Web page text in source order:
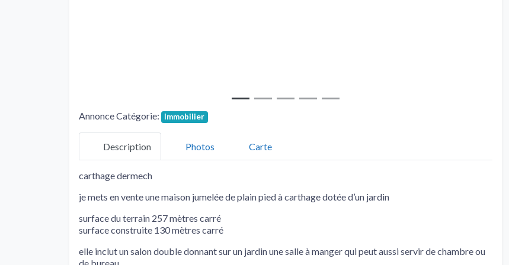
Annonce Catégorie: Immobilier
Description Photos Carte
carthage dermech
je mets en vente une maison jumelée de plain pied à carthage dotée d’un jardin
surface du terrain 257 mètres carré
surface construite 130 mètres carré
elle inclut un salon double donnant sur un jardin une salle à manger qui peut aussi servir de chambre ou